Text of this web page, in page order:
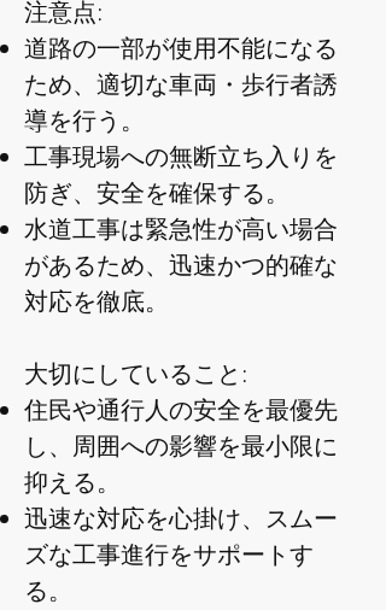
注意点:
道路の一部が使用不能になる
ため、適切な車両・歩行者誘
導を行う。
工事現場への無断立ち入りを
防ぎ、安全を確保する。
水道工事は緊急性が高い場合
があるため、迅速かつ的確な
対応を徹底。
大切にしていること:
住民や通行人の安全を最優先
し、周囲への影響を最小限に
抑える。
迅速な対応を心掛け、スムー
ズな工事進行をサポートす
る。